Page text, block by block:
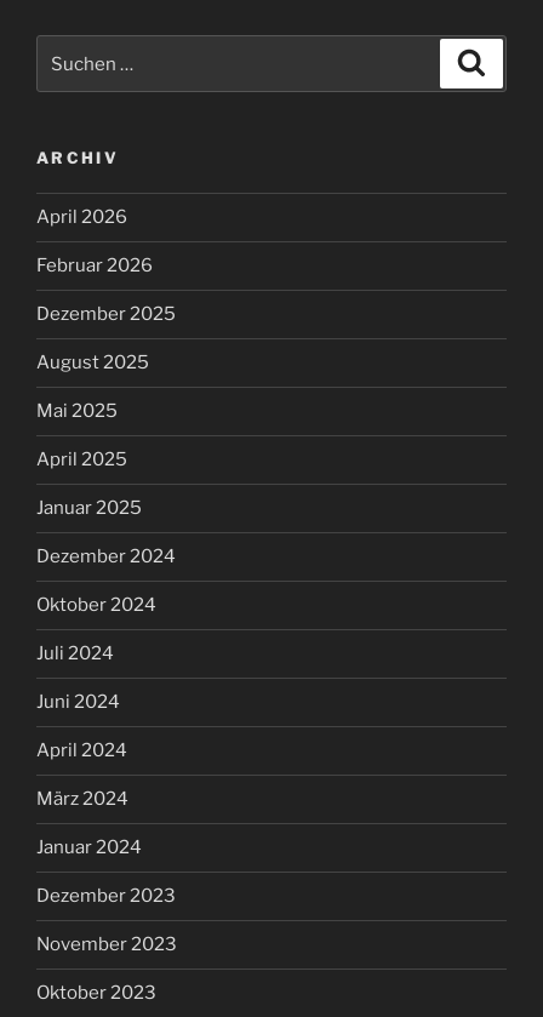
nach:
ARCHIV
April 2026
Februar 2026
Dezember 2025
August 2025
Mai 2025
April 2025
Januar 2025
Dezember 2024
Oktober 2024
Juli 2024
Juni 2024
April 2024
März 2024
Januar 2024
Dezember 2023
November 2023
Oktober 2023